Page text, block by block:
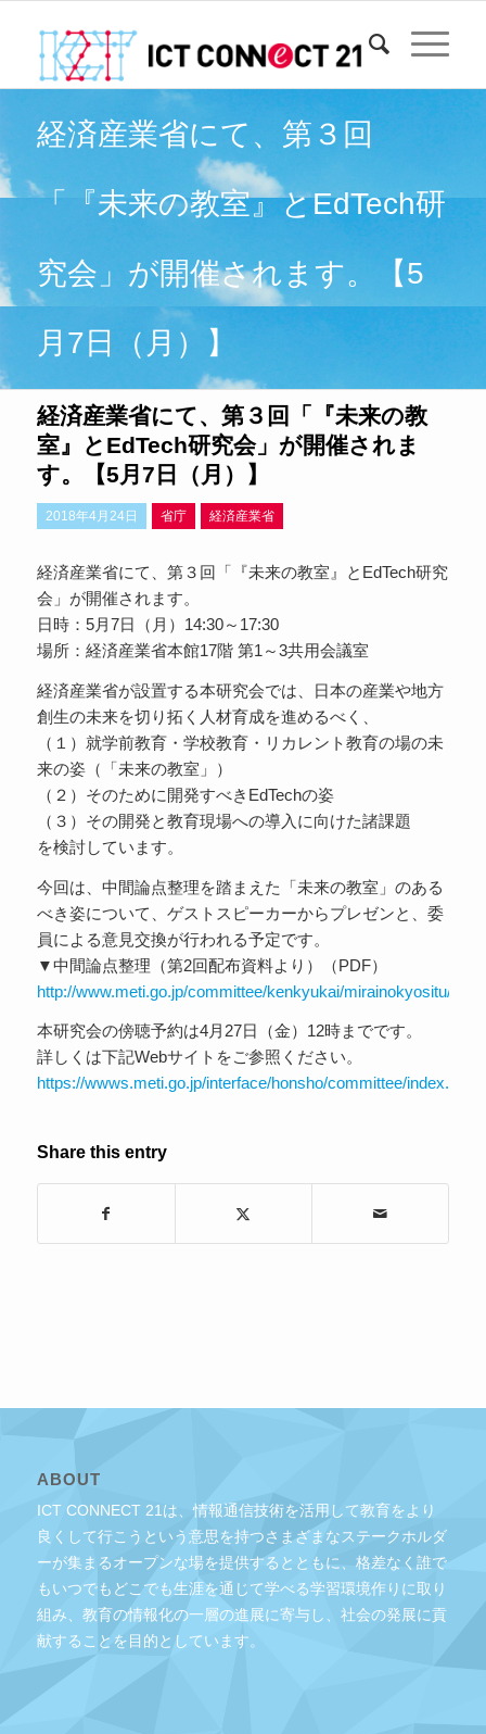
経済産業省にて、第３回
「『未来の教室』とEdTech研
究会」が開催されます。【5
月7日（月）】
経済産業省にて、第３回「『未来の教
室』とEdTech研究会」が開催されま
す。【5月7日（月）】
2018年4月24日 省庁 経済産業省
経済産業省にて、第３回「『未来の教室』とEdTech研究
会」が開催されます。
日時：5月7日（月）14:30～17:30
場所：経済産業省本館17階 第1～3共用会議室
経済産業省が設置する本研究会では、日本の産業や地方
創生の未来を切り拓く人材育成を進めるべく、
（１）就学前教育・学校教育・リカレント教育の場の未
来の姿（「未来の教室」）
（２）そのために開発すべきEdTechの姿
（３）その開発と教育現場への導入に向けた諸課題
を検討しています。
今回は、中間論点整理を踏まえた「未来の教室」のある
べき姿について、ゲストスピーカーからプレゼンと、委
員による意見交換が行われる予定です。
▼中間論点整理（第2回配布資料より）（PDF）
http://www.meti.go.jp/committee/kenkyukai/mirainokyositu/pdf/
本研究会の傍聴予約は4月27日（金）12時までです。
詳しくは下記Webサイトをご参照ください。
https://wwws.meti.go.jp/interface/honsho/committee/index.cgi/
Share this entry
ABOUT
ICT CONNECT 21は、情報通信技術を活用して教育をより
良くして行こうという意思を持つさまざまなステークホルダ
ーが集まるオープンな場を提供するとともに、格差なく誰で
もいつでもどこでも生涯を通じて学べる学習環境作りに取り
組み、教育の情報化の一層の進展に寄与し、社会の発展に貢
献することを目的としています。